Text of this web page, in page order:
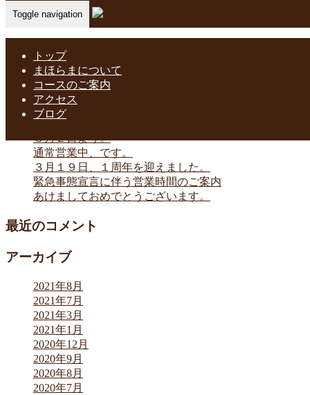
Toggle navigation
トップ
まほらまについて
コースのご案内
アクセス
ブログ
Home- lin…
最近の投稿
８月２日より。
通常営業中、です。
３月１９日、１周年を迎えました。
緊急事態宣言に伴う営業時間のご案内
あけましておめでとうございます。
最近のコメント
アーカイブ
2021年8月
2021年7月
2021年3月
2021年1月
2020年12月
2020年9月
2020年8月
2020年7月